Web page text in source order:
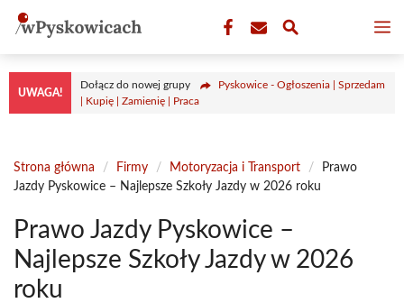
Przejdź
treści
UWAGA!
Dołącz do nowej grupy
Pyskowice - Ogłoszenia | Sprzedam
| Kupię | Zamienię | Praca
Strona główna / Firmy / Motoryzacja i Transport /
Prawo
Jazdy Pyskowice – Najlepsze Szkoły Jazdy w 2026 roku
Prawo Jazdy Pyskowice –
Najlepsze Szkoły Jazdy w 2026
roku